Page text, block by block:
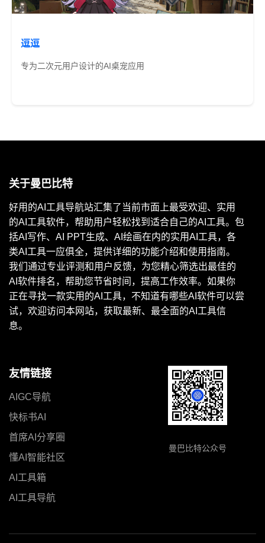
逗逗
专为二次元用户设计的AI桌宠应用
关于曼巴比特
好用的AI工具导航站汇集了当前市面上最受欢迎、实用
的AI工具软件，帮助用户轻松找到适合自己的AI工具。包
括AI写作、AI PPT生成、AI绘画在内的实用AI工具，各
类AI工具一应俱全，提供详细的功能介绍和使用指南。
我们通过专业评测和用户反馈，为您精心筛选出最佳的
AI软件排名，帮助您节省时间，提高工作效率。如果你
正在寻找一款实用的AI工具，不知道有哪些AI软件可以尝
试，欢迎访问本网站，获取最新、最全面的AI工具信
息。
友情链接
AIGC导航
快标书AI
首席AI分享圈
懂AI智能社区
AI工具箱
AI工具导航
曼巴比特公众号